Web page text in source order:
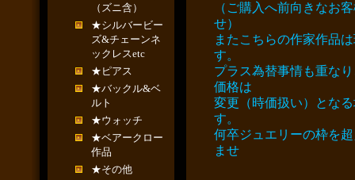
（ズニ含）
★シルバービー
ズ&チェーンネ
ックレスetc
★ピアス
★バックル&ベ
ルト
★ウォッチ
★ベアークロー
作品
★その他
（ご購入へ前向きなお
せ）
またこちらの作家作品
す。
プラス為替事情も重な
価格は
変更（時価扱い）とな
す。
何卒ジュエリーの枠を
ませ